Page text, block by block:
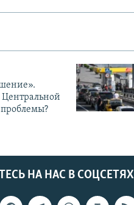
НА НАС В СОЦСЕТЯХ